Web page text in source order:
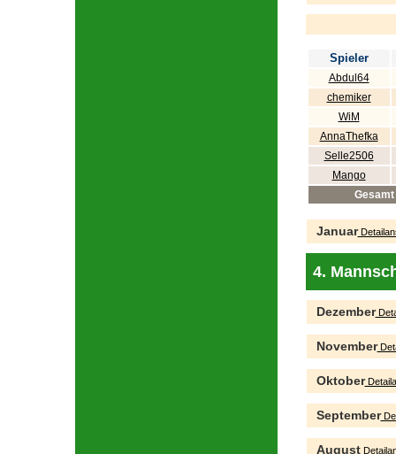
Spieler
Abdul64
chemiker
WiM
AnnaThefka
Selle2506
Mango
Gesamt
Januar
4.
Dezember
November
Oktober
September
August